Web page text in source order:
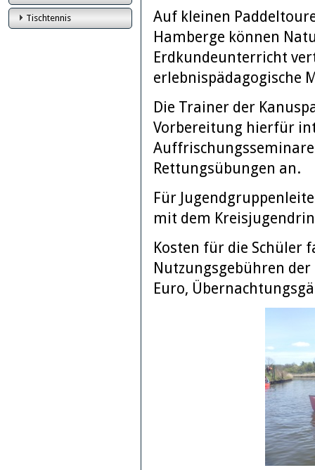
Tischtennis
Auf kleinen
Hamberge können
Erdkundeunterricht
erlebnispädagogische
Die Trainer der
Vorbereitung hierfür
Rettungsübungen an.
Für
mit dem
Kosten für die Schüler
Nutzungsgebühren
Euro,